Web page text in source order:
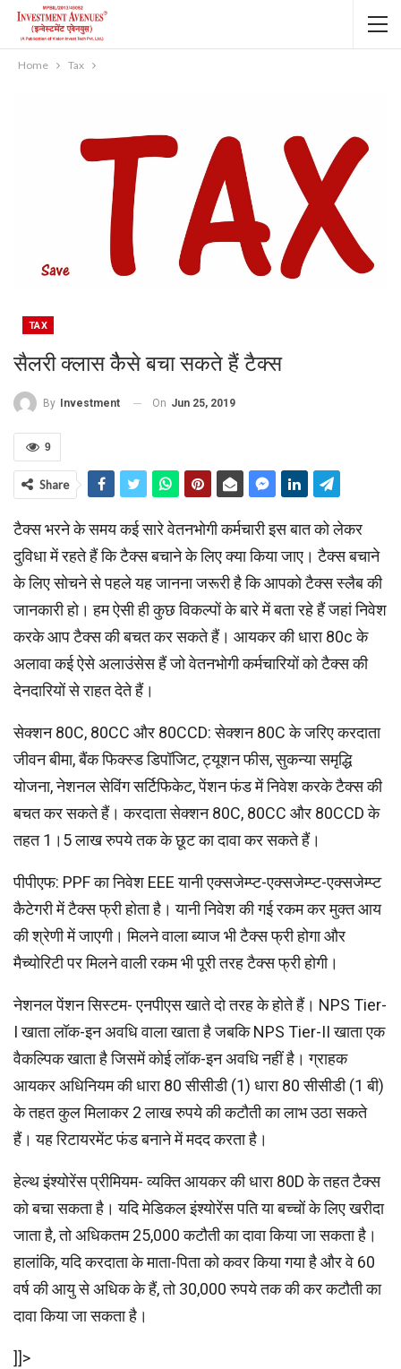
Home Tax
TAX
सैलरी क्लास कैैसे बचा सकते हैं टैक्स
By Investment On Jun 25, 2019
9
Share
टैक्स भरने के समय कई सारे वेतनभोगी कर्मचारी इस बात को लेकर
दुविधा में रहते हैं कि टैक्स बचाने के लिए क्‍या किया जाए। टैक्स बचाने
के लिए सोचने से पहले यह जानना जरूरी है कि आपको टैक्स स्लैब की
जानकारी हो। हम ऐसी ही कुछ विकल्पों के बारे में बता रहे हैं जहां निवेश
करके आप टैक्स की बचत कर सकते हैं। आयकर की धारा 80c के
अलावा कई ऐसे अलाउंसेस हैं जो वेतनभोगी कर्मचारियों को टैक्स की
देनदारियों से राहत देते हैं।
सेक्शन 80C, 80CC और 80CCD: सेक्शन 80C के जरिए करदाता
जीवन बीमा, बैंक फिक्स्ड डिपॉजिट, ट्यूशन फीस, सुकन्या समृद्धि
योजना, नेशनल सेविंग सर्टिफिकेट, पेंशन फंड में निवेश करके टैक्स की
बचत कर सकते हैं। करदाता सेक्शन 80C, 80CC और 80CCD के
तहत 1।5 लाख रुपये तक के छूट का दावा कर सकते हैं।
पीपीएफ: PPF का निवेश EEE यानी एक्सजेम्प्ट-एक्सजेम्प्ट-एक्सजेम्प्ट
कैटेगरी में टैक्स फ्री होता है। यानी निवेश की गई रकम कर मुक्त आय
की श्रेणी में जाएगी। मिलने वाला ब्याज भी टैक्स फ्री होगा और
मैच्योरिटी पर मिलने वाली रकम भी पूरी तरह टैक्स फ्री होगी।
नेशनल पेंशन सिस्टम- एनपीएस खाते दो तरह के होते हैं। NPS Tier-
I खाता लॉक-इन अवधि वाला खाता है जबकि NPS Tier-II खाता एक
वैकल्पिक खाता है जिसमें कोई लॉक-इन अवधि नहीं है। ग्राहक
आयकर अधिनियम की धारा 80 सीसीडी (1) धारा 80 सीसीडी (1 बी)
के तहत कुल मिलाकर 2 लाख रुपये की कटौती का लाभ उठा सकते
हैं। यह रिटायरमेंट फंड बनाने में मदद करता है।
हेल्थ इंश्योरेंस प्रीमियम- व्यक्ति आयकर की धारा 80D के तहत टैक्स
को बचा सकता है। यदि मेडिकल इंश्योरेंस पति या बच्चों के लिए खरीदा
जाता है, तो अधिकतम 25,000 कटौती का दावा किया जा सकता है।
हालांकि, यदि करदाता के माता-पिता को कवर किया गया है और वे 60
वर्ष की आयु से अधिक के हैं, तो 30,000 रुपये तक की कर कटौती का
दावा किया जा सकता है।
]]>